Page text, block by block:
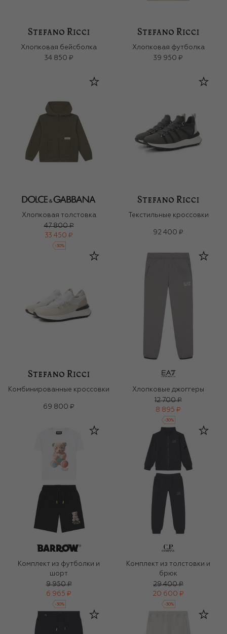
Хлопковая бейсболка
34 850 ₽
Хлопковая футболка
39 950 ₽
Хлопковая толстовка
47 800 ₽
33 450 ₽
-30%
Текстильные кроссовки
92 400 ₽
Комбинированные кроссовки
69 800 ₽
Хлопковые джоггеры
12 700 ₽
8 895 ₽
-30%
Комплект из футболки и
шорт
9 950 ₽
6 965 ₽
-30%
Комплект из толстовки и
брюк
29 400 ₽
20 600 ₽
-30%